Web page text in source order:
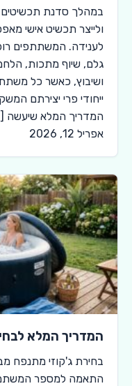
במהלך סדנת תכשיטים
ולייצר תכשיט אישי
לענידה. המשתתפים
גלם, שיוף מתכות,
ושיבוץ, כאשר כל
ייחודי פרי יצירתם
המדריך המלא שיעשה
אפריל 12, 2026
המדריך המלא
בחירת ג'קוזי מתנפח
התאמה למספר